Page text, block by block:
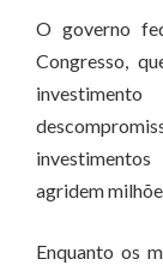
O governo
Congresso,
agridem
Enquanto os